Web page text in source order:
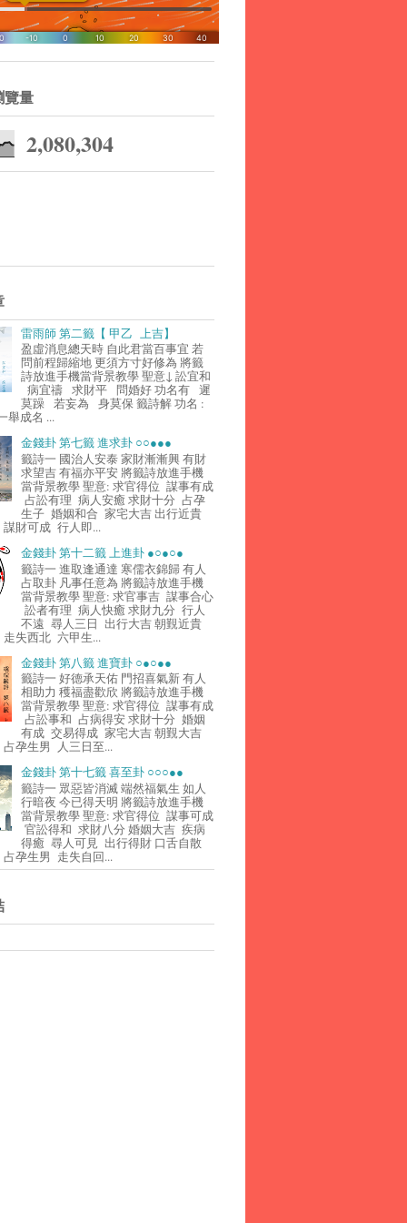
覽量
2,080,304
雷雨師 第二籤【 甲乙 上吉】
盈虛消息總天時 自此君當百事宜 若
問前程歸縮地 更須方寸好修為 將籤
詩放進手機當背景教學 聖意↓ 訟宜和
病宜禱 求財平 問婚好 功名有 遲
莫躁 若妄為 身莫保 籤詩解 功名 :
舉成名 ...
金錢卦 第七籤 進求卦 ○○●●●
籤詩一 國治人安泰 家財漸漸興 有財
求望吉 有福亦平安 將籤詩放進手機
當背景教學 聖意: 求官得位 謀事有成
占訟有理 病人安癒 求財十分 占孕
生子 婚姻和合 家宅大吉 出行近貴
財可成 行人即...
金錢卦 第十二籤 上進卦 ●○●○●
籤詩一 進取逢通達 寒儒衣錦歸 有人
占取卦 凡事任意為 將籤詩放進手機
當背景教學 聖意: 求官事吉 謀事合心
訟者有理 病人快癒 求財九分 行人
不遠 尋人三日 出行大吉 朝覲近貴
失西北 六甲生...
金錢卦 第八籤 進寶卦 ○●○●●
籤詩一 好德承天佑 門招喜氣新 有人
相助力 穫福盡歡欣 將籤詩放進手機
當背景教學 聖意: 求官得位 謀事有成
占訟事和 占病得安 求財十分 婚姻
有成 交易得成 家宅大吉 朝覲大吉
孕生男 人三日至...
金錢卦 第十七籤 喜至卦 ○○○●●
籤詩一 眾惡皆消滅 端然福氣生 如人
行暗夜 今已得天明 將籤詩放進手機
當背景教學 聖意: 求官得位 謀事可成
官訟得和 求財八分 婚姻大吉 疾病
得癒 尋人可見 出行得財 口舌自散
孕生男 走失自回...